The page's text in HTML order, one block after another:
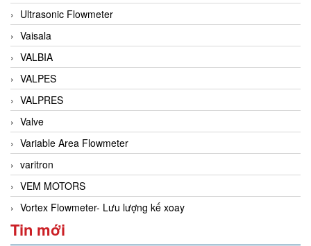
Ultrasonic Flowmeter
Vaisala
VALBIA
VALPES
VALPRES
Valve
Variable Area Flowmeter
varitron
VEM MOTORS
Vortex Flowmeter- Lưu lượng kế xoay
Tin mới